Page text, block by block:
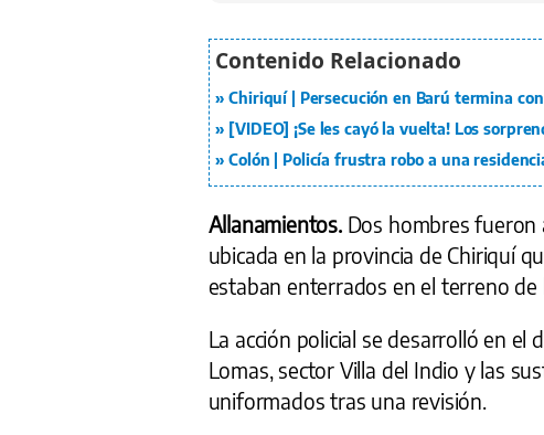
Chiriquí | Persecución en Barú termina
[VIDEO] ¡Se les cayó la vuelta! Los
Colón | Policía frustra robo a una
Allanamientos. Dos hombres fueron
ubicada en la provincia de Chiriquí
estaban enterrados en el terreno de
La acción policial se desarrolló en
Lomas, sector Villa del Indio y las
uniformados tras una revisión.